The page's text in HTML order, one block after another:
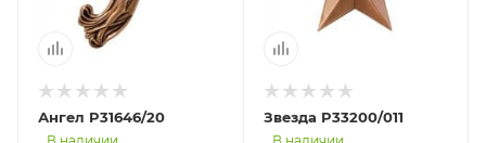
Ангел P31646/20 Звезда P33200/011